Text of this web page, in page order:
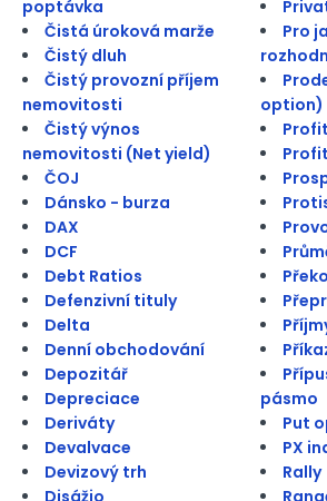
poptávka
Čistá úroková marže
Čistý dluh
Čistý provozní příjem
nemovitosti
Čistý výnos
nemovitosti (Net yield)
ČOJ
Dánsko - burza
DAX
DCF
Debt Ratios
Defenzivní tituly
Delta
Denní obchodování
Depozitář
Depreciace
Deriváty
Devalvace
Devizový trh
Disážio
Pro
option)
pásmo
Put
PX
Rally